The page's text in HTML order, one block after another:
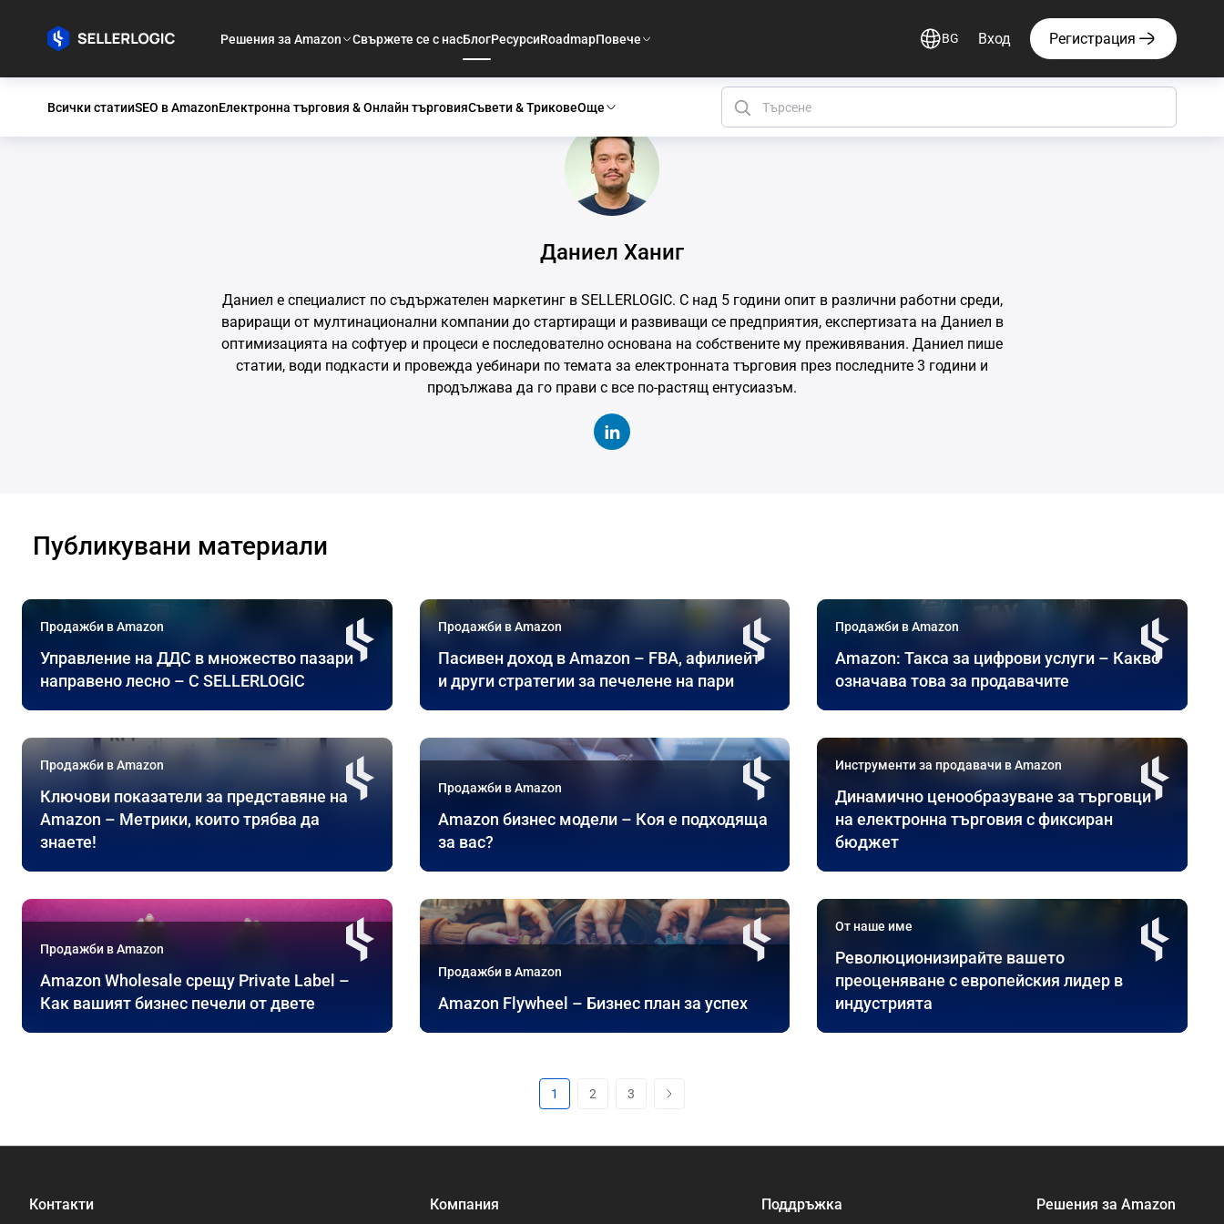
Решения за Amazon Свържете се с насБлогРесурсиRoadmapПовече BG Вход Регистрация
Всички статииSEO в AmazonЕлектронна търговия & Онлайн търговияСъвети & ТриковеОще
Даниел Ханиг
Даниел е специалист по съдържателен маркетинг в SELLERLOGIC. С над 5 години опит в различни работни среди,
вариращи от мултинационални компании до стартиращи и развиващи се предприятия, експертизата на Даниел в
оптимизацията на софтуер и процеси е последователно основана на собствените му преживявания. Даниел пише
статии, води подкасти и провежда уебинари по темата за електронната търговия през последните 3 години и
продължава да го прави с все по-растящ ентусиазъм.
Публикувани материали
Продажби в Amazon
Управление на ДДС в множество пазари
направено лесно – С SELLERLOGIC
Продажби в Amazon
Пасивен доход в Amazon – FBA, афилиейт
и други стратегии за печелене на пари
Продажби в Amazon
Amazon: Такса за цифрови услуги – Какво
означава това за продавачите
Продажби в Amazon
Ключови показатели за представяне на
Amazon – Метрики, които трябва да
знаете!
Продажби в Amazon
Amazon бизнес модели – Коя е подходяща
за вас?
Инструменти за продавачи в Amazon
Динамично ценообразуване за търговци
на електронна търговия с фиксиран
бюджет
Продажби в Amazon
Amazon Wholesale срещу Private Label –
Как вашият бизнес печели от двете
Продажби в Amazon
Amazon Flywheel – Бизнес план за успех
От наше име
Революционизирайте вашето
преоценяване с европейския лидер в
индустрията
1 2 3
Контакти Компания Поддръжка Решения за Amazon